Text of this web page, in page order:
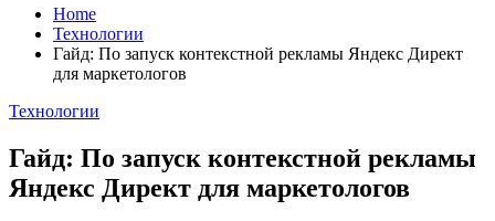
Home
Технологии
Гайд: По запуск контекстной рекламы Яндекс Директ
для маркетологов
Технологии
Гайд: По запуск контекстной рекламы
Яндекс Директ для маркетологов